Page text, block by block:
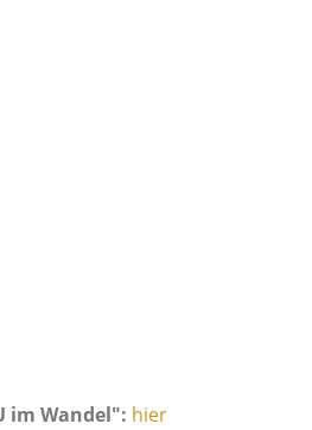
im Wandel": hier